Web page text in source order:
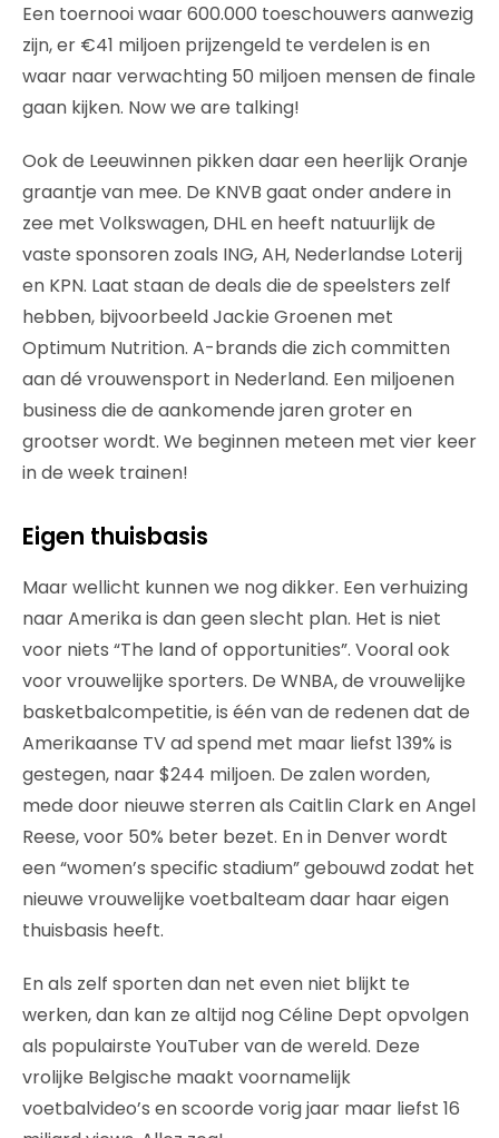
Een toernooi waar 600.000 toeschouwers aanwezig
zijn, er €41 miljoen prijzengeld te verdelen is en
waar naar verwachting 50 miljoen mensen de finale
gaan kijken. Now we are talking!
Ook de Leeuwinnen pikken daar een heerlijk Oranje
graantje van mee. De KNVB gaat onder andere in
zee met Volkswagen, DHL en heeft natuurlijk de
vaste sponsoren zoals ING, AH, Nederlandse Loterij
en KPN. Laat staan de deals die de speelsters zelf
hebben, bijvoorbeeld Jackie Groenen met
Optimum Nutrition. A-brands die zich committen
aan dé vrouwensport in Nederland. Een miljoenen
business die de aankomende jaren groter en
grootser wordt. We beginnen meteen met vier keer
in de week trainen!
Eigen thuisbasis
Maar wellicht kunnen we nog dikker. Een verhuizing
naar Amerika is dan geen slecht plan. Het is niet
voor niets “The land of opportunities”. Vooral ook
voor vrouwelijke sporters. De WNBA, de vrouwelijke
basketbalcompetitie, is één van de redenen dat de
Amerikaanse TV ad spend met maar liefst 139% is
gestegen, naar $244 miljoen. De zalen worden,
mede door nieuwe sterren als Caitlin Clark en Angel
Reese, voor 50% beter bezet. En in Denver wordt
een “women’s specific stadium” gebouwd zodat het
nieuwe vrouwelijke voetbalteam daar haar eigen
thuisbasis heeft.
En als zelf sporten dan net even niet blijkt te
werken, dan kan ze altijd nog Céline Dept opvolgen
als populairste YouTuber van de wereld. Deze
vrolijke Belgische maakt voornamelijk
voetbalvideo’s en scoorde vorig jaar maar liefst 16